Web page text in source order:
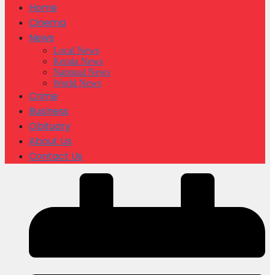
Home
Cinema
News
Local News
Kerala News
National News
World News
Crime
Business
Obituary
About Us
Contact Us